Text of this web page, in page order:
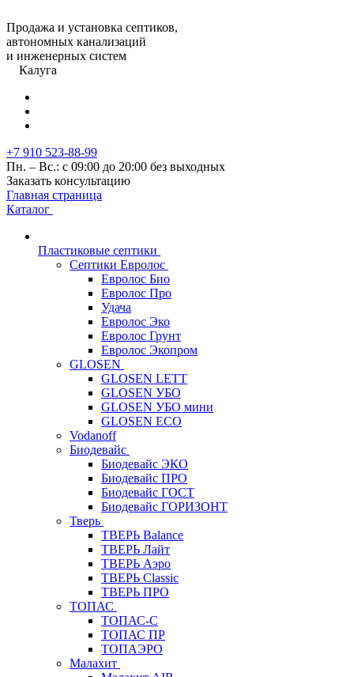
Продажа и установка септиков,
автономных канализаций
и инженерных систем
Калуга
+7 910 523-88-99
Пн. – Вс.: с 09:00 до 20:00 без выходных
Заказать консультацию
Главная страница
Каталог
Пластиковые септики
Септики Евролос
Евролос Био
Евролос Про
Удача
Евролос Эко
Евролос Грунт
Евролос Экопром
GLOSEN
GLOSEN LETT
GLOSEN УБО
GLOSEN УБО мини
GLOSEN ECO
Vodanoff
Биодевайс
Биодевайс ЭКО
Биодевайс ПРО
Биодевайс ГОСТ
Биодевайс ГОРИЗОНТ
Тверь
ТВЕРЬ Balance
ТВЕРЬ Лайт
ТВЕРЬ Аэро
ТВЕРЬ Classic
ТВЕРЬ ПРО
ТОПАС
ТОПАС-С
ТОПАС ПР
ТОПАЭРО
Малахит